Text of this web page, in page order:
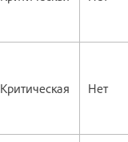
Критическая Нет